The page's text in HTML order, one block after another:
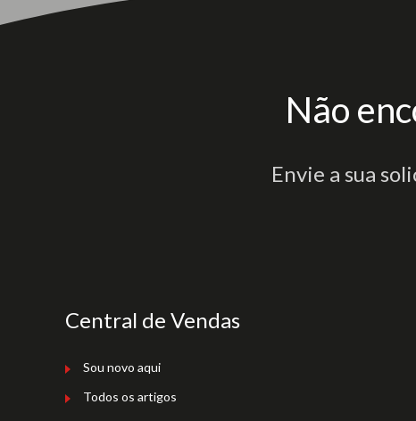
Não
Envie a sua
Central de Vendas
Sou novo aqui
Todos os artigos